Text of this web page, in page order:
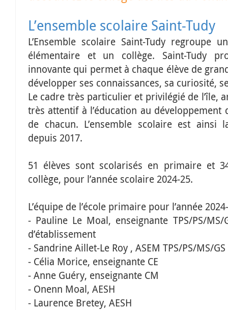
L’ensemble scolaire Saint-Tudy
L’Ensemble scolaire Saint-Tudy regroupe
élémentaire et un collège. Saint-Tudy
innovante qui permet à chaque élève de
développer ses connaissances, sa curiosité,
Le cadre très particulier et privilégié de l’île,
très attentif à l’éducation au
de chacun. L’ensemble scolaire est ainsi
depuis 2017.
51 élèves sont scolarisés en primaire et
collège, pour l’année scolaire 2024-25.
L’équipe de l’école primaire pour l’année
- Pauline Le Moal, enseignante TPS/PS/
d’établissement
- Sandrine Aillet-Le Roy , ASEM TPS/PS/MS/GS
- Célia Morice, enseignante CE
- Anne Guéry, enseignante CM
- Onenn Moal, AESH
- Laurence Bretey, AESH